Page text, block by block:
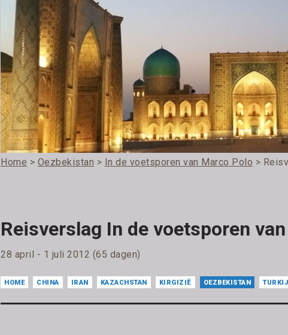
Home > Oezbekistan > In de voetsporen van Marco Polo >
Reisverslag In de voetsporen
28 april - 1 juli 2012 (65 dagen)
HOME CHINA IRAN KAZACHSTAN KIRGIZIË OEZBEKISTAN